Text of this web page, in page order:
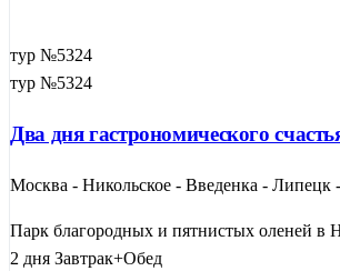
тур №5324
тур №5324
Два дня гастрономического
Москва - Никольское - Введенка - Липецк
Парк благородных и пятнистых оленей в
2 дня Завтрак+Обед